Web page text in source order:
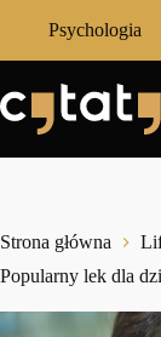
Psychologia
Strona główna
Popularny lek dla